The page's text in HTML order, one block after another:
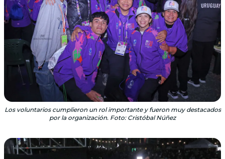
Los voluntarios cumplieron un rol importante y fueron muy destacados
por la organización. Foto: Cristóbal Núñez